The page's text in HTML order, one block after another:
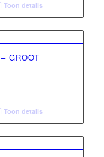
Toon details
GROOT
Toon details